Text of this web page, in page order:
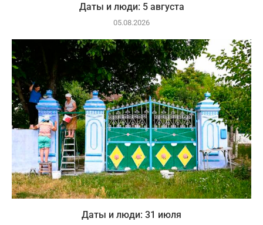
Даты и люди: 5 августа
05.08.2026
Даты и люди: 31 июля